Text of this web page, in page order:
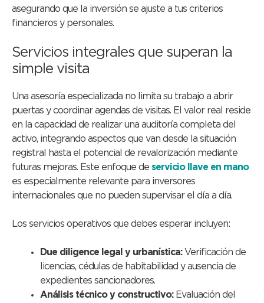
asegurando que la inversión se ajuste a tus criterios
financieros y personales.
Servicios integrales que superan la
simple visita
Una asesoría especializada no limita su trabajo a abrir
puertas y coordinar agendas de visitas. El valor real reside
en la capacidad de realizar una auditoría completa del
activo, integrando aspectos que van desde la situación
registral hasta el potencial de revalorización mediante
futuras mejoras. Este enfoque de servicio llave en mano
es especialmente relevante para inversores
internacionales que no pueden supervisar el día a día.
Los servicios operativos que debes esperar incluyen:
Due diligence legal y urbanística:Verificación de
licencias, cédulas de habitabilidad y ausencia de
expedientes sancionadores.
Análisis técnico y constructivo:Evaluación del